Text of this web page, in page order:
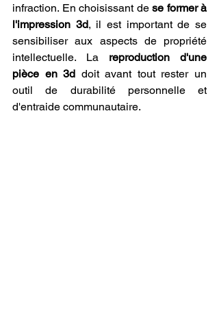
infraction. En choisissant de se former à
l'impression 3d, il est important de se
sensibiliser aux aspects de propriété
intellectuelle. La reproduction d'une
pièce en 3d doit avant tout rester un
outil de durabilité personnelle et
d'entraide communautaire.